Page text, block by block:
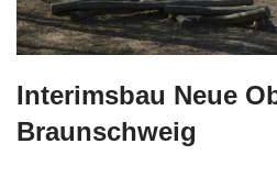
Interimsbau Neue
Braunschweig